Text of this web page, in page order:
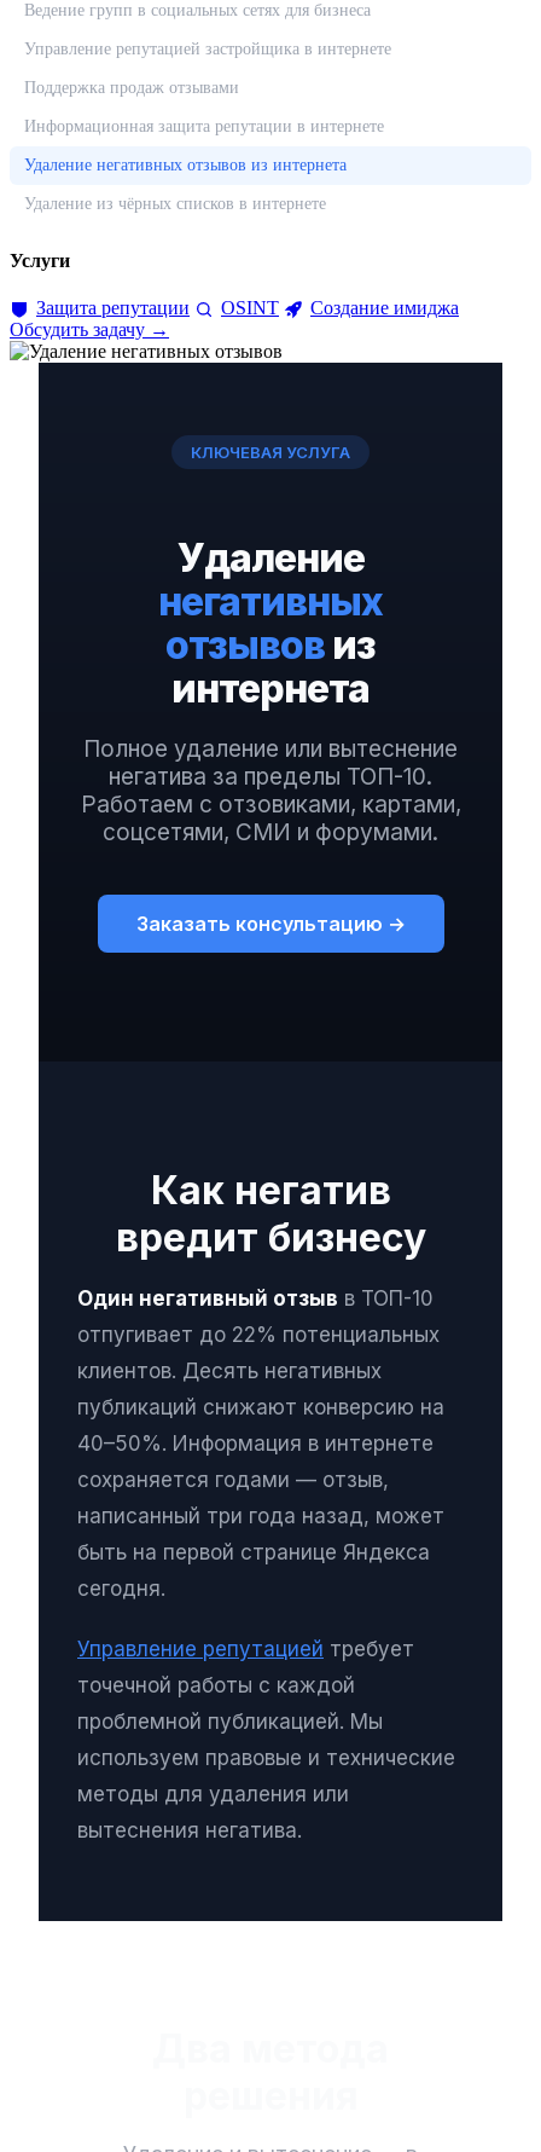
Ведение групп в социальных сетях для бизнеса
Управление репутацией застройщика в интернете
Поддержка продаж отзывами
Информационная защита репутации в интернете
Удаление негативных отзывов из интернета
Удаление из чёрных списков в интернете
Услуги
Защита репутации OSINT
Создание имиджа
Обсудить задачу →
КЛЮЧЕВАЯ УСЛУГА
Удаление
негативных
отзывов из
интернета
Полное удаление или вытеснение
негатива за пределы ТОП-10.
Работаем с отзовиками, картами,
соцсетями, СМИ и форумами.
Заказать консультацию →
Как негатив
вредит бизнесу
Один негативный отзыв в ТОП-10
отпугивает до 22% потенциальных
клиентов. Десять негативных
публикаций снижают конверсию на
40–50%. Информация в интернете
сохраняется годами — отзыв,
написанный три года назад, может
быть на первой странице Яндекса
сегодня.
Управление репутацией требует
точечной работы с каждой
проблемной публикацией. Мы
используем правовые и технические
методы для удаления или
вытеснения негатива.